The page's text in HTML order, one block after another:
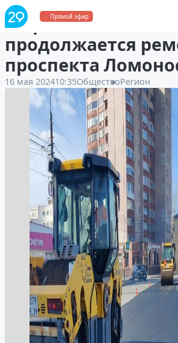
Прямой эфир
В Архангельске
продолжается
проспекта
16 мая 202410:35ОбществоРегион